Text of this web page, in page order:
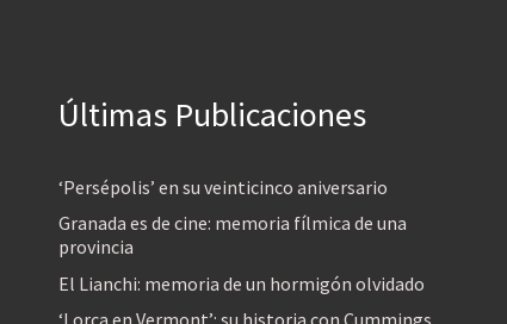
Últimas Publicaciones
‘Persépolis’ en su veinticinco aniversario
Granada es de cine: memoria fílmica de una
provincia
El Lianchi: memoria de un hormigón olvidado